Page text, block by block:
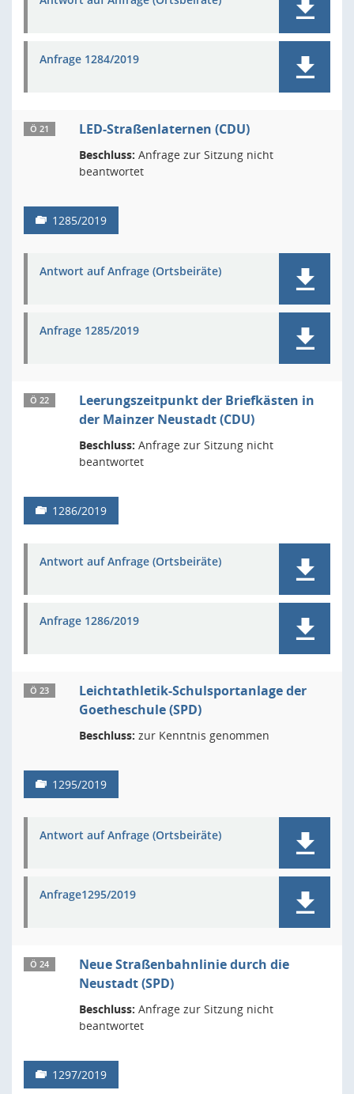
Anfrage 1284/2019
Ö 21 LED-Straßenlaternen (CDU)
Beschluss: Anfrage zur Sitzung nicht
beantwortet
1285/2019
Antwort auf Anfrage (Ortsbeiräte)
Anfrage 1285/2019
Ö 22
Leerungszeitpunkt der Briefkästen in
der Mainzer Neustadt (CDU)
Beschluss: Anfrage zur Sitzung nicht
beantwortet
1286/2019
Antwort auf Anfrage (Ortsbeiräte)
Anfrage 1286/2019
Ö 23
Leichtathletik-Schulsportanlage der
Goetheschule (SPD)
Beschluss: zur Kenntnis genommen
1295/2019
Antwort auf Anfrage (Ortsbeiräte)
Anfrage1295/2019
Ö 24
Neue Straßenbahnlinie durch die
Neustadt (SPD)
Beschluss: Anfrage zur Sitzung nicht
beantwortet
1297/2019